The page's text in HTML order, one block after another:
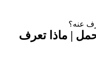
عنه؟
| ماذا تعرف